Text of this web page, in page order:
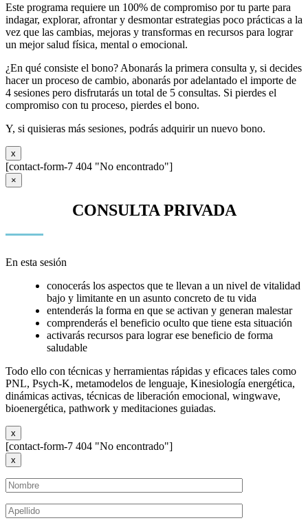
Este programa requiere un 100% de compromiso por tu parte para
indagar, explorar, afrontar y desmontar estrategias poco prácticas a la
vez que las cambias, mejoras y transformas en recursos para lograr
un mejor salud física, mental o emocional.
¿En qué consiste el bono? Abonarás la primera consulta y, si decides
hacer un proceso de cambio, abonarás por adelantado el importe de
4 sesiones pero disfrutarás un total de 5 consultas. Si pierdes el
compromiso con tu proceso, pierdes el bono.
Y, si quisieras más sesiones, podrás adquirir un nuevo bono.
x
[contact-form-7 404 "No encontrado"]
×
CONSULTA PRIVADA
En esta sesión
conocerás los aspectos que te llevan a un nivel de vitalidad
bajo y limitante en un asunto concreto de tu vida
entenderás la forma en que se activan y generan malestar
comprenderás el beneficio oculto que tiene esta situación
activarás recursos para lograr ese beneficio de forma
saludable
Todo ello con técnicas y herramientas rápidas y eficaces tales como
PNL, Psych-K, metamodelos de lenguaje, Kinesiología energética,
dinámicas activas, técnicas de liberación emocional, wingwave,
bioenergética, pathwork y meditaciones guiadas.
x
[contact-form-7 404 "No encontrado"]
x